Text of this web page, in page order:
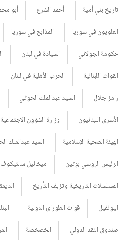
تاريخ بني أمية
أحمد الشرع
أبو
العلويون في سوريا
المذابح في سوريا
حكومة الجولاني
السيادة في لبنان
القوات اللبنانية
الحرب الأهلية في لبنان
رامز جلال
السيد عبدالملك الحوثي
الأسرى اللبنانيون
وزارة الشؤون الاجتماعية
الهيئة الصحية الإسلامية
السيد عبدالملك
الرئيس الروسي بوتين
ميخائيل سالتيكوف
المسلسلات التاريخية وتزيف التأريخ
اليونفيل
قوات الطورائ الدولية
صندوق النقد الدولي
الخصخصة